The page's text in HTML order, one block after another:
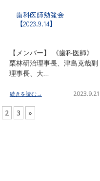
歯科医師勉強会
【2023.9.14】
【メンバー】 《歯科医師》
栗林研治理事長、津島克哉副
理事長、大…
続きを読む→ 2023.9.21
2 3 »